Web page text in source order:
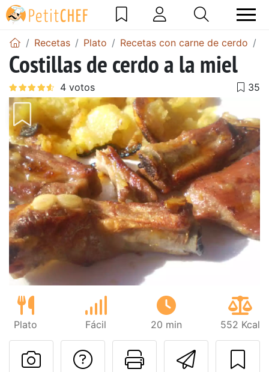
Recetas Plato Recetas con carne de cerdo
Costillas de cerdo a la miel
Plato Fácil 20 min 552 Kcal
Imprimir
Preguntar al autor